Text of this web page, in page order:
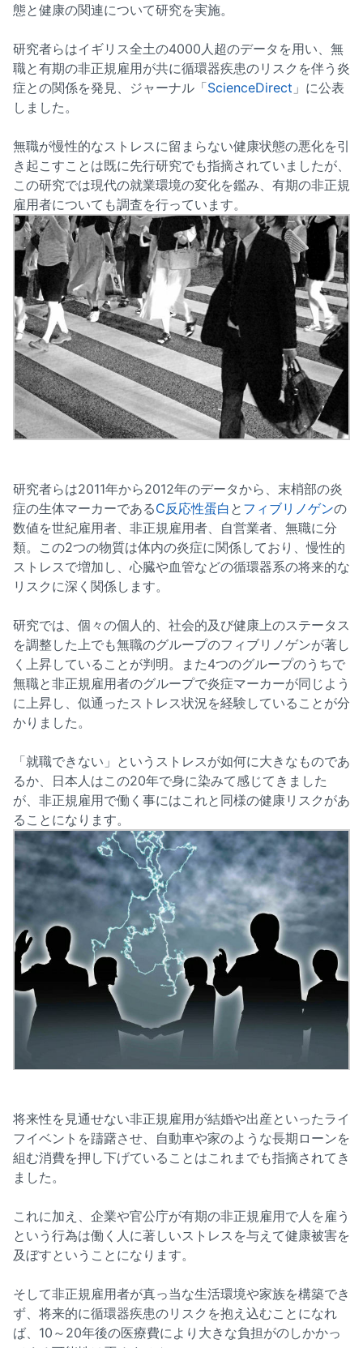
態と健康の関連について研究を実施。
研究者らはイギリス全土の4000人超のデータを用い、無
職と有期の非正規雇用が共に循環器疾患のリスクを伴う炎
症との関係を発見、ジャーナル「ScienceDirect 」に公表
しました。
無職が慢性的なストレスに留まらない健康状態の悪化を引
き起こすことは既に先行研究でも指摘されていましたが、
この研究では現代の就業環境の変化を鑑み、有期の非正規
雇用者についても調査を行っています。
研究者らは2011年から2012年のデータから、末梢部の炎
症の生体マーカーであるC反応性蛋白 と フィブリノゲンの
数値を世紀雇用者、非正規雇用者、自営業者、無職に分
類。この2つの物質は体内の炎症に関係しており、慢性的
ストレスで増加し、心臓や血管などの循環器系の将来的な
リスクに深く関係します。
研究では、個々の個人的、社会的及び健康上のステータス
を調整した上でも無職のグループのフィブリノゲンが著し
く上昇していることが判明。また4つのグループのうちで
無職と非正規雇用者のグループで炎症マーカーが同じよう
に上昇し、似通ったストレス状況を経験していることが分
かりました。
「就職できない」というストレスが如何に大きなものであ
るか、日本人はこの20年で身に染みて感じてきました
が、非正規雇用で働く事にはこれと同様の健康リスクがあ
ることになります。
将来性を見通せない非正規雇用が結婚や出産といったライ
フイベントを躊躇させ、自動車や家のような長期ローンを
組む消費を押し下げていることはこれまでも指摘されてき
ました。
これに加え、企業や官公庁が有期の非正規雇用で人を雇う
という行為は働く人に著しいストレスを与えて健康被害を
及ぼすということになります。
そして非正規雇用者が真っ当な生活環境や家族を構築でき
ず、将来的に循環器疾患のリスクを抱え込むことになれ
ば、10～20年後の医療費により大きな負担がのしかかっ